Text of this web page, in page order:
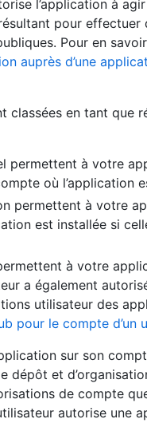
l’application à
pour effectuer
Pour en
auprès d’une
classées en tant que
permettent à votre
où l’application
permettent à votre
est installée si
à votre
a également
utilisateur des
pour le compte d’un
sur son
et
de compte
autorise une